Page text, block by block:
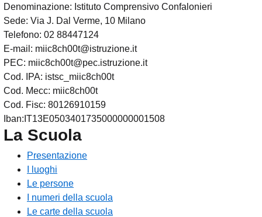
Denominazione: Istituto Comprensivo Confalonieri
Sede: Via J. Dal Verme, 10 Milano
Telefono: 02 88447124
E-mail: miic8ch00t@istruzione.it
PEC: miic8ch00t@pec.istruzione.it
Cod. IPA: istsc_miic8ch00t
Cod. Mecc: miic8ch00t
Cod. Fisc: 80126910159
Iban:IT13E0503401735000000001508
La Scuola
Presentazione
I luoghi
Le persone
I numeri della scuola
Le carte della scuola